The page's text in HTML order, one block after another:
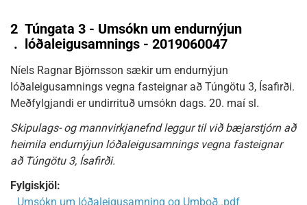
2
.
Túngata 3 - Umsókn um endurnýjun
lóðaleigusamnings - 2019060047
Níels Ragnar Björnsson sækir um endurnýjun
lóðaleigusamnings vegna fasteignar að Túngötu 3, Ísafirði.
Meðfylgjandi er undirrituð umsókn dags. 20. maí sl.
Skipulags- og mannvirkjanefnd leggur til við bæjarstjórn að
heimila endurnýjun lóðaleigusamnings vegna fasteignar
að Túngötu 3, Ísafirði.
Fylgiskjöl:
Umsókn um lóðaleigusamning og Umboð .pdf